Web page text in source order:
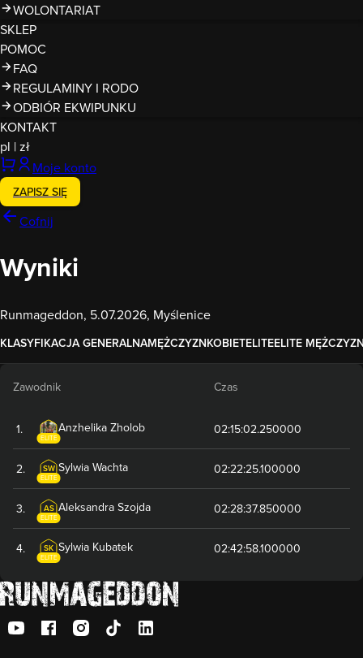
WOLONTARIAT
SKLEP
POMOC
FAQ
REGULAMINY I RODO
ODBIÓR EKWIPUNKU
KONTAKT
pl |zł
Moje konto
ZAPISZ SIĘ
Cofnij
Wyniki
Runmageddon, 5.07.2026, Myślenice
KLASYFIKACJA GENERALNAMĘŻCZYZNKOBIETELITEELITE
Zawodnik Czas
1.
ELITE
Anzhelika Zholob 02:15:02.250000
2. SW
ELITE
Sylwia Wachta 02:22:25.100000
3. AS
ELITE
Aleksandra Szojda 02:28:37.850000
4. SK
ELITE
Sylwia Kubatek 02:42:58.100000